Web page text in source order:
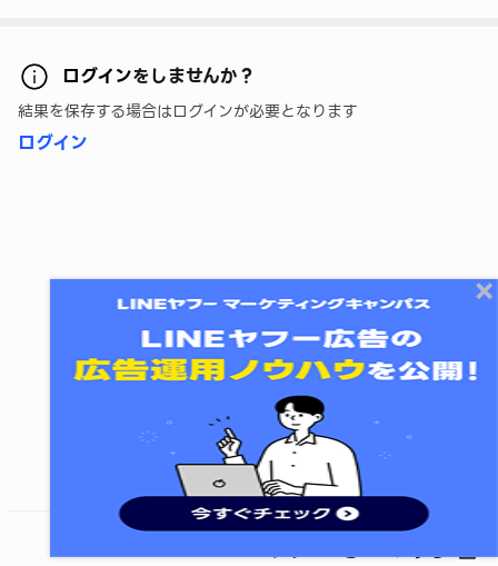
ログインをしませんか？
結果を保存する場合はログインが必要となります
ログイン
終了する 次のレッスンに進む
レッスンをシェアする